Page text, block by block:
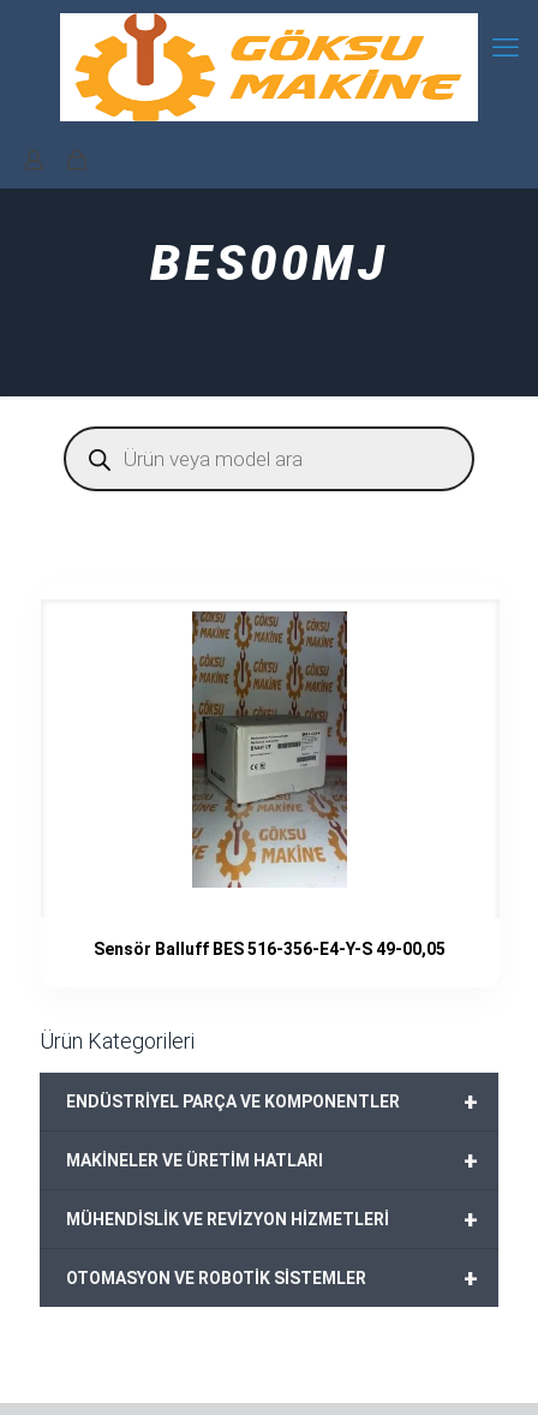
BES00MJ
Products
search
Sensör Balluff BES 516-356-E4-Y-S 49-00,05
Ürün Kategorileri
+
ENDÜSTRİYEL PARÇA VE KOMPONENTLER
+
MAKİNELER VE ÜRETİM HATLARI
+
MÜHENDİSLİK VE REVİZYON HİZMETLERİ
+
OTOMASYON VE ROBOTİK SİSTEMLER